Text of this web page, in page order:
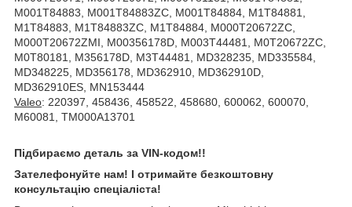
M001T84883, M001T84883ZC, M001T84884, M1T84881,
M1T84883, M1T84883ZC, M1T84884, M000T20672ZC,
M000T20672ZMI, M00356178D, M003T44481, M0T20672ZC,
M0T80181, M356178D, M3T44481, MD328235, MD335584,
MD348225, MD356178, MD362910, MD362910D,
MD362910ES, MN153444
Valeo: 220397, 458436, 458522, 458680, 600062, 600070,
M60081, TM000A13701
Підбираємо деталь за VIN-кодом!!
Зателефонуйте нам! І отримайте безкоштовну
консультацію спеціаліста!